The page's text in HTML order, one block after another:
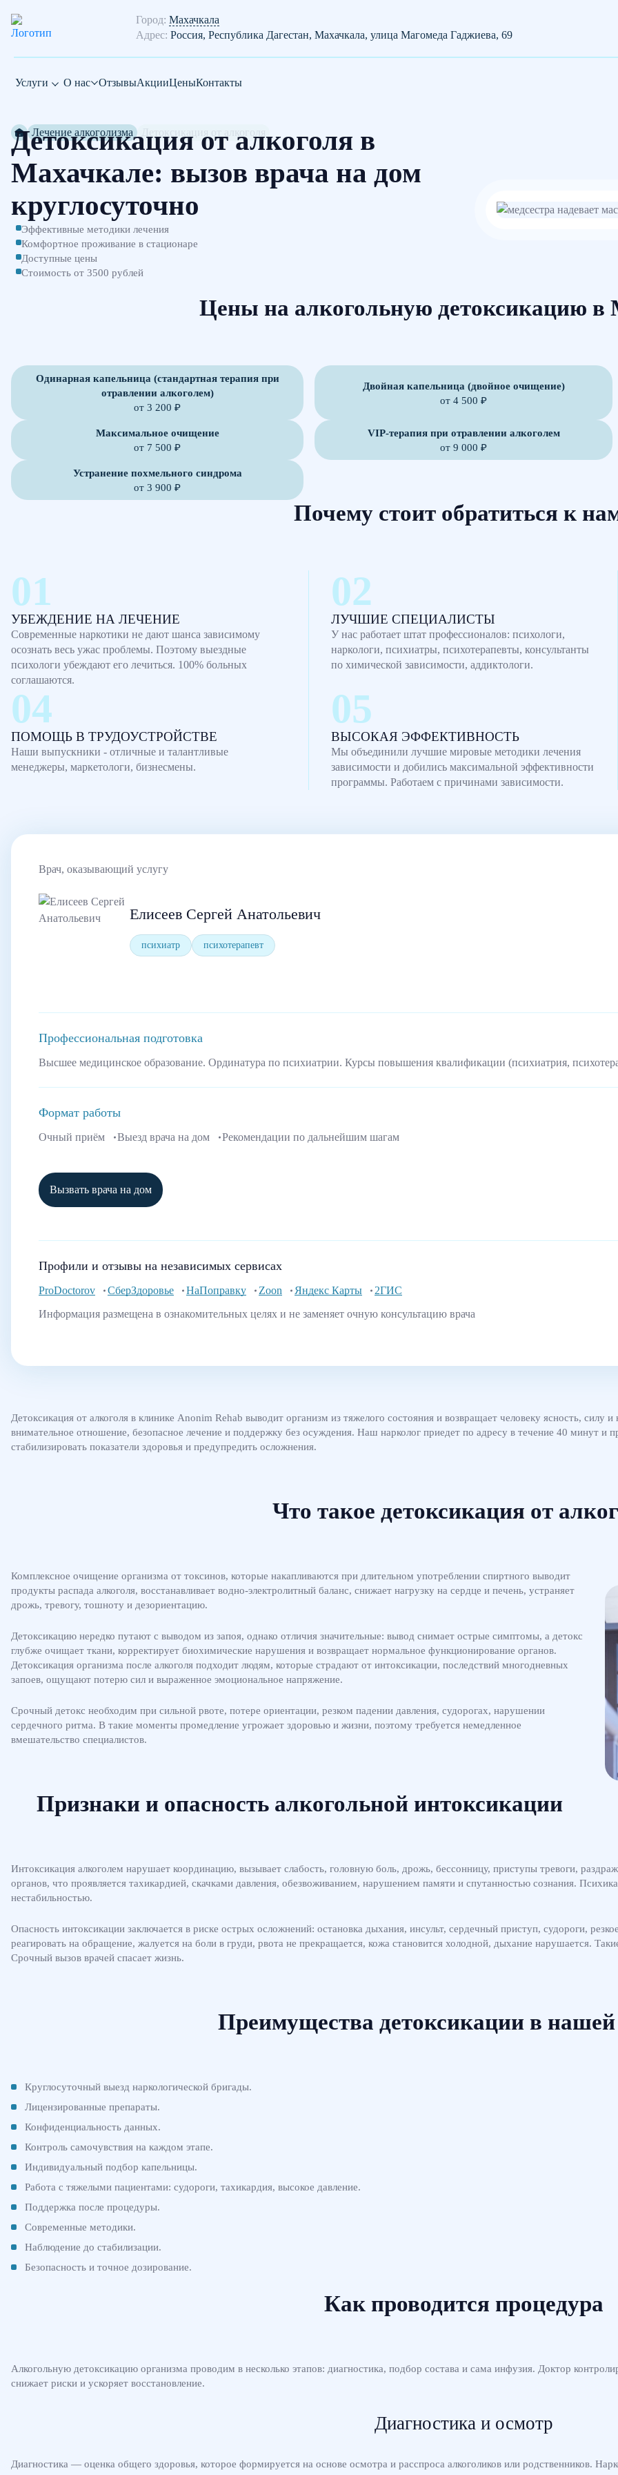
Город: Махачкала
Адрес: Россия, Республика Дагестан, Махачкала, улица Магомеда Гаджиева, 69
Услуги О нас ОтзывыАкцииЦеныКонтакты
Лечение алкоголизма
Детоксикация от алкоголя в
Махачкале: вызов врача на дом
круглосуточно
Эффективные методики лечения
Комфортное проживание в стационаре
Доступные цены
Стоимость от 3500 рублей
Цены на алкогольную детоксикацию в
Одинарная капельница (стандартная терапия при
отравлении алкоголем)
от 3 200 ₽
Двойная капельница (двойное очищение)
от 4 500 ₽
Максимальное очищение
от 7 500 ₽
VIP-терапия при отравлении алкоголем
от 9 000 ₽
Устранение похмельного синдрома
от 3 900 ₽
Почему стоит обратиться к
УБЕЖДЕНИЕ НА ЛЕЧЕНИЕ
Современные наркотики не дают шанса зависимому
осознать весь ужас проблемы. Поэтому выездные
психологи убеждают его лечиться. 100% больных
соглашаются.
ЛУЧШИЕ СПЕЦИАЛИСТЫ
У нас работает штат профессионалов: психологи,
наркологи, психиатры, психотерапевты, консультанты
по химической зависимости, аддиктологи.
ПОМОЩЬ В ТРУДОУСТРОЙСТВЕ
Наши выпускники - отличные и талантливые
менеджеры, маркетологи, бизнесмены.
ВЫСОКАЯ ЭФФЕКТИВНОСТЬ
Мы объединили лучшие мировые методики лечения
зависимости и добились максимальной эффективности
программы. Работаем с причинами зависимости.
Врач, оказывающий услугу
Елисеев Сергей Анатольевич
психиатр психотерапевт
Профессиональная подготовка
Высшее медицинское образование. Ординатура по психиатрии. Курсы повышения квалификации (психиатрия,
Формат работы
Очный приём Выезд врача на дом Рекомендации по дальнейшим шагам
Вызвать врача на дом
Профили и отзывы на независимых сервисах
ProDoctorov СберЗдоровье НаПоправку Zoon Яндекс Карты
2ГИС
Информация размещена в ознакомительных целях и не заменяет очную консультацию врача
Детоксикация от алкоголя в клинике Anonim Rehab выводит организм из тяжелого состояния и возвращает человеку ясность,
внимательное отношение, безопасное лечение и поддержку без осуждения. Наш нарколог приедет по адресу в течение 40 минут
стабилизировать показатели здоровья и предупредить осложнения.
Что такое детоксикация от
Комплексное очищение организма от токсинов, которые накапливаются при длительном употреблении спиртного выводит
продукты распада алкоголя, восстанавливает водно-электролитный баланс, снижает нагрузку на сердце и печень, устраняет
дрожь, тревогу, тошноту и дезориентацию.
Детоксикацию нередко путают с выводом из запоя, однако отличия значительные: вывод снимает острые симптомы, а детокс
глубже очищает ткани, корректирует биохимические нарушения и возвращает нормальное функционирование органов.
Детоксикация организма после алкоголя подходит людям, которые страдают от интоксикации, последствий многодневных
запоев, ощущают потерю сил и выраженное эмоциональное напряжение.
Срочный детокс необходим при сильной рвоте, потере ориентации, резком падении давления, судорогах, нарушении
сердечного ритма. В такие моменты промедление угрожает здоровью и жизни, поэтому требуется немедленное
вмешательство специалистов.
Признаки и опасность алкогольной интоксикации
Интоксикация алкоголем нарушает координацию, вызывает слабость, головную боль, дрожь, бессонницу, приступы тревоги,
органов, что проявляется тахикардией, скачками давления, обезвоживанием, нарушением памяти и спутанностью сознания.
нестабильностью.
Опасность интоксикации заключается в риске острых осложнений: остановка дыхания, инсульт, сердечный приступ, судороги,
реагировать на обращение, жалуется на боли в груди, рвота не прекращается, кожа становится холодной, дыхание нарушается.
Срочный вызов врачей спасает жизнь.
Преимущества детоксикации в
Круглосуточный выезд наркологической бригады.
Лицензированные препараты.
Конфиденциальность данных.
Контроль самочувствия на каждом этапе.
Индивидуальный подбор капельницы.
Работа с тяжелыми пациентами: судороги, тахикардия, высокое давление.
Поддержка после процедуры.
Современные методики.
Наблюдение до стабилизации.
Безопасность и точное дозирование.
Как проводится процедура
Алкогольную детоксикацию организма проводим в несколько этапов: диагностика, подбор состава и сама инфузия. Доктор
снижает риски и ускоряет восстановление.
Диагностика и осмотр
Диагностика — оценка общего здоровья, которое формируется на основе осмотра и расспроса алкоголиков или родственников.